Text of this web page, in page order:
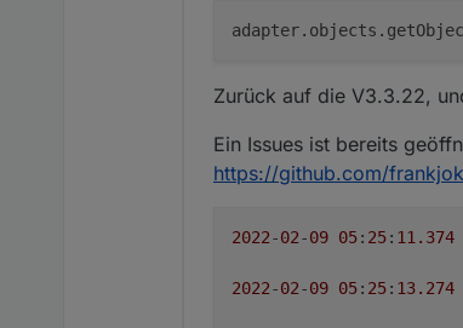
Zurück auf die V3.3.22,
Ein Issues ist bereits
https://github.com/
2022-02-09 05: 25: 11.374
2022-02-09 05: 25: 13.274